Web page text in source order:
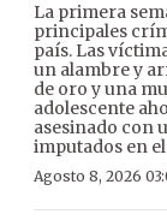
La primera
principales
país. Las
un alambre y
de oro y una
adolescente
asesinado con
imputados en
Agosto 8, 2026